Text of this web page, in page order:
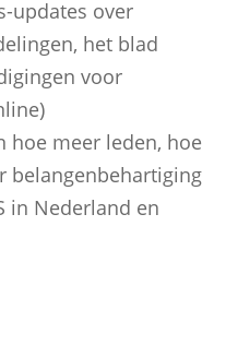
updates over
het blad
voor
hoe meer leden, hoe
belangenbehartiging
in Nederland en